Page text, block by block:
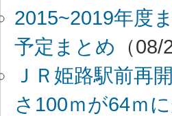
2015~2019年度
予定まとめ （
ＪＲ姫路駅前再
さ100ｍが64ｍ